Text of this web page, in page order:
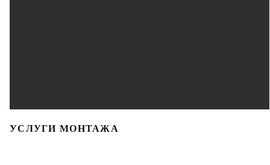
УСЛУГИ МОНТАЖА